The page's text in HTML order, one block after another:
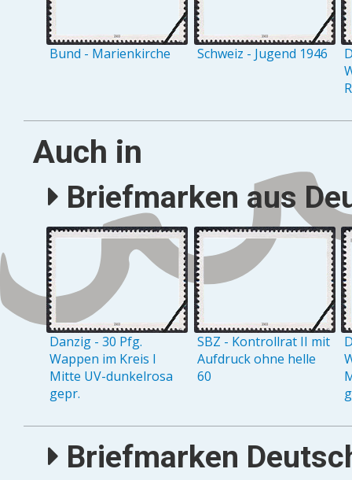
Bund - Marienkirche Schweiz - Jugend 1946
Auch in
Briefmarken aus
Danzig - 30 Pfg.
Wappen im Kreis I
Mitte UV-dunkelrosa
gepr.
SBZ - Kontrollrat II mit
Aufdruck ohne helle
60
Briefmarken